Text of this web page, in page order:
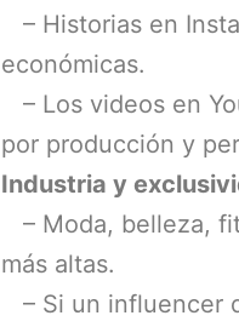
– Historias en
económicas.
– Los videos en
por producción y
Industria y
– Moda, belleza,
más altas.
– Si un influencer